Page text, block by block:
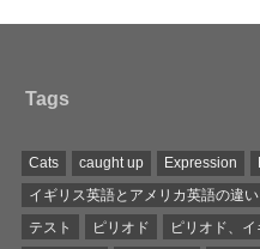
Tags
Cats caught up Expression
イギリス英語とアメリカ英語の違い
テスト
ピリオド
ピリオド、